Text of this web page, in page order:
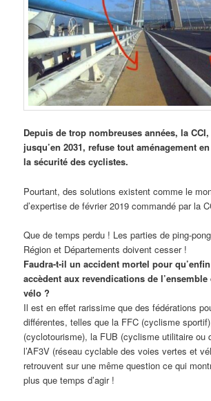
Depuis de trop nombreuses années, la
jusqu’en 2031, refuse tout aménagement
la sécurité des cyclistes.
Pourtant, des solutions existent comme le
d’expertise de février 2019 commandé par la
Que de temps perdu ! Les parties de ping-
Région et Départements doivent cesser !
Faudra-t-il un accident mortel pour
accèdent aux revendications de
vélo ?
Il est en effet rarissime que des fédérations
différentes, telles que la FFC (cyclisme
(cyclotourisme), la FUB (cyclisme utilitaire ou
l’AF3V (réseau cyclable des voies vertes et
retrouvent sur une même question ce qui
plus que temps d’agir !